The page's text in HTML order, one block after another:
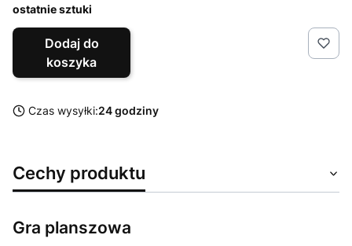
ostatnie sztuki
Dodaj do
koszyka
Czas wysyłki:24 godziny
Cechy produktu
Gra planszowa